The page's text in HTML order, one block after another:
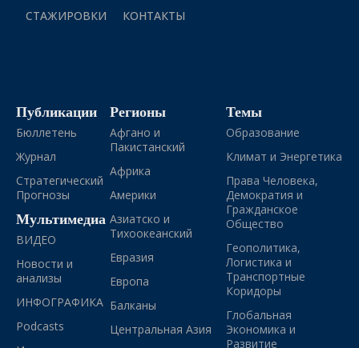
СТАЖИРОВКИ
КОНТАКТЫ
Публикации
Бюллетень
Журнал
Стратегический
Прогнозы
Мультимедиа
ВИДЕО
Новости и
анализы
ИНФОГРАФИКА
Podcasts
Регионы
Афгано и
Пакистанский
Африка
Америки
Азиатско и
Тихоокеанский
Евразия
Европа
Балканы
Центральная Азия
Темы
Образование
Климат и Энергетика
Права Человека,
Демократия и
Гражданское
Общество
Геополитика,
Логистика и
Транспортные
Коридоры
Глобальная
Экономика и
Развитие